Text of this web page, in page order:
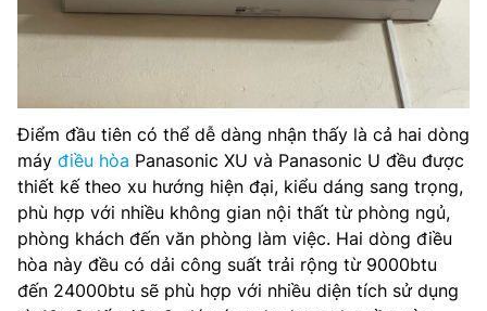
Điểm đầu tiên có thể dễ dàng nhận thấy là cả hai dòng
máy điều hòa Panasonic XU và Panasonic U đều được
thiết kế theo xu hướng hiện đại, kiểu dáng sang trọng,
phù hợp với nhiều không gian nội thất từ phòng ngủ,
phòng khách đến văn phòng làm việc. Hai dòng điều
hòa này đều có dải công suất trải rộng từ 9000btu
đến 24000btu sẽ phù hợp với nhiều diện tích sử dụng